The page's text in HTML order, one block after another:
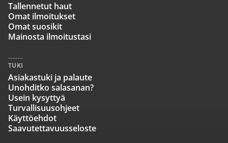
Tallennetut haut
Omat ilmoitukset
Omat suosikit
Mainosta ilmoitustasi
TUKI
Asiakastuki ja palaute
Unohditko salasanan?
Usein kysyttyä
Turvallisuusohjeet
Käyttöehdot
Saavutettavuusseloste